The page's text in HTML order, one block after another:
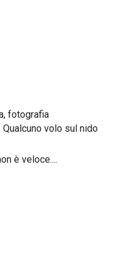
fotografia
volo sul nido
è veloce....